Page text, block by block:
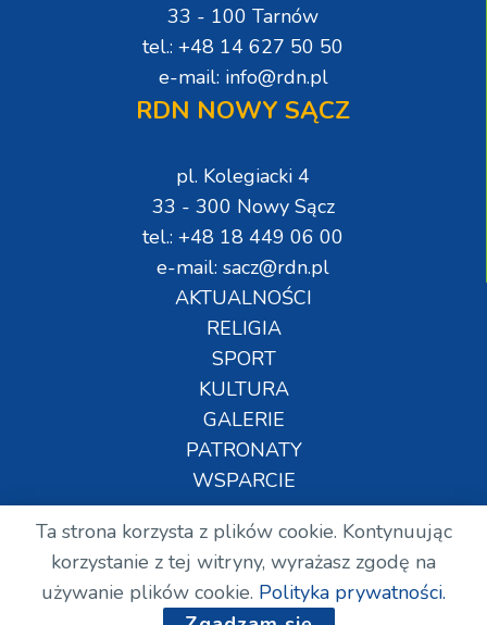
33 - 100 Tarnów
tel.: +48 14 627 50 50
e-mail: info@rdn.pl
RDN NOWY SĄCZ
pl. Kolegiacki 4
33 - 300 Nowy Sącz
tel.: +48 18 449 06 00
e-mail: sacz@rdn.pl
AKTUALNOŚCI
RELIGIA
SPORT
KULTURA
GALERIE
PATRONATY
WSPARCIE
Copyright © Wszelkie prawa zastrzeżone. RDN.
2024.
Ta strona korzysta z plików cookie. Kontynuując
korzystanie z tej witryny, wyrażasz zgodę na
używanie plików cookie. Polityka prywatności.